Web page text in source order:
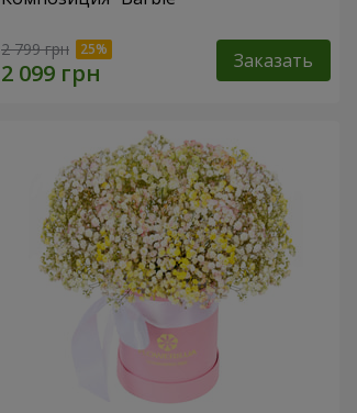
2 799 грн Заказать